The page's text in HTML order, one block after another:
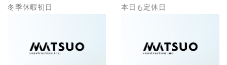
冬季休暇初日 本日も定休日